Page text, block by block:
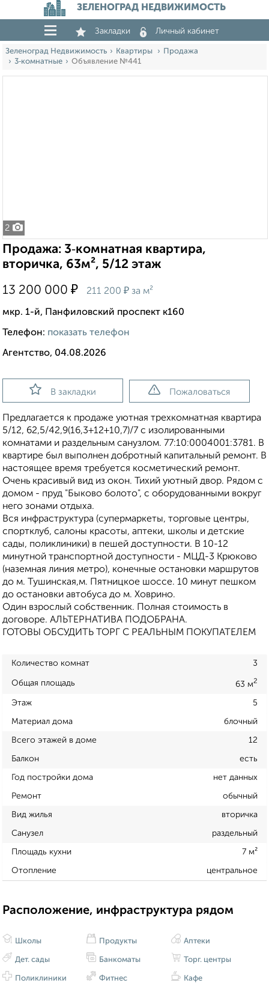
ЗЕЛЕНОГРАД НЕДВИЖИМОСТЬ
Закладки Личный кабинет
Зеленоград Недвижимость Квартиры
Продажа
3‑комнатные
Объявление №441
2
Продажа: 3‑комнатная квартира,
вторичка, 63м², 5/12 этаж
13 200 000 ₽ 211 200 ₽ за м²
мкр. 1-й, Панфиловский проспект к160
Телефон: показать телефон
Агентство, 04.08.2026
В закладки Пожаловаться
Предлагается к продаже уютная трехкомнатная квартира
5/12, 62,5/42,9(16,3+12+10,7)/7 с изолированными
комнатами и раздельным санузлом. 77:10:0004001:3781. В
квартире был выполнен добротный капитальный ремонт. В
настоящее время требуется косметический ремонт.
Очень красивый вид из окон. Тихий уютный двор. Рядом с
домом - пруд "Быково болото", с оборудованными вокруг
него зонами отдыха.
Вся инфраструктура (супермаркеты, торговые центры,
спортклуб, салоны красоты, аптеки, школы и детские
сады, поликлиники) в пешей доступности. В 10-12
минутной транспортной доступности - МЦД-3 Крюково
(наземная линия метро), конечные остановки маршрутов
до м. Тушинская,м. Пятницкое шоссе. 10 минут пешком
до остановки автобуса до м. Ховрино.
Один взрослый собственник. Полная стоимость в
договоре. АЛЬТЕРНАТИВА ПОДОБРАНА.
ГОТОВЫ ОБСУДИТЬ ТОРГ С РЕАЛЬНЫМ ПОКУПАТЕЛЕМ
Количество комнат 3
Общая площадь 63 м2
Этаж 5
Материал дома блочный
Всего этажей в доме 12
Балкон есть
Год постройки дома нет данных
Ремонт обычный
Вид жилья вторичка
Санузел раздельный
Площадь кухни 7 м²
Отопление центральное
Расположение, инфраструктура рядом
Школы
Дет. сады
Поликлиники
Продукты
Банкоматы
Фитнес
Аптеки
Торг. центры
Кафе